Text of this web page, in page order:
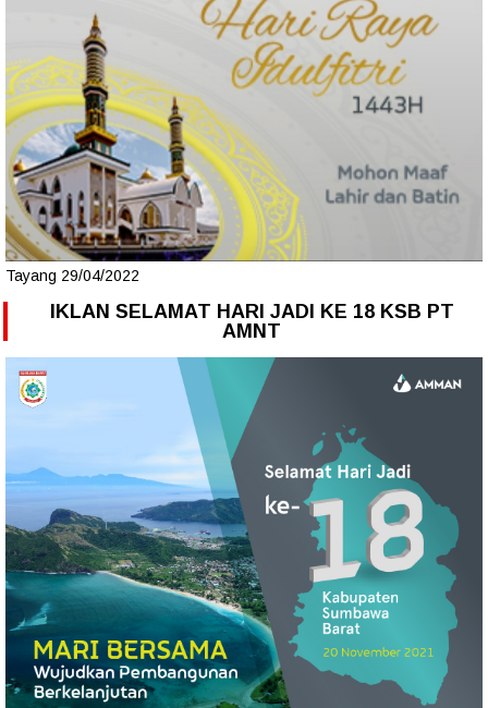
Tayang 29/04/2022
IKLAN SELAMAT HARI JADI KE 18 KSB PT
AMNT